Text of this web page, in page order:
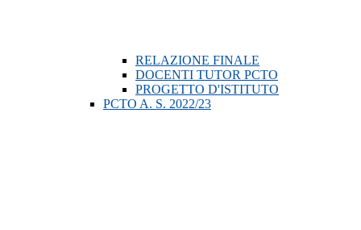
RELAZIONE FINALE
DOCENTI TUTOR PCTO
PROGETTO D'ISTITUTO
PCTO A. S. 2022/23